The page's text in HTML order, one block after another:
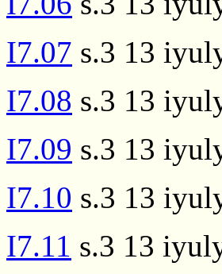
I7.07 s.3 13
I7.08 s.3 13
I7.09 s.3 13
I7.10 s.3 13
I7.11 s.3 13